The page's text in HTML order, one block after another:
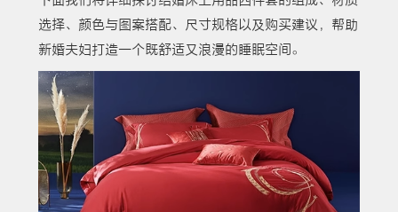
选择、颜色与图案搭配、尺寸规格以及购买建议，帮助
新婚夫妇打造一个既舒适又浪漫的睡眠空间。